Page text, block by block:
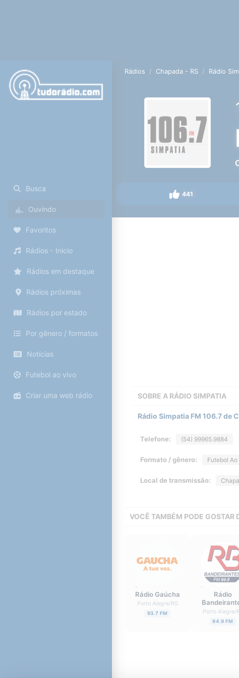
Busca
Ouvindo
Favoritos
Rádios - Inicio
Rádios em destaque
Rádios próximas
Rádios por estado
Por gênero / formatos
Notícias
Futebol ao vivo
Criar uma web rádio
Rádios Chapada - RS Rádio
441
SOBRE A RÁDIO SIMPATIA
Rádio Simpatia FM 106.7 de
Telefone: (54) 99965.9884
Formato / gênero: Futebol
Local de transmissão:
VOCÊ TAMBÉM PODE GOSTAR
Rádio Gaúcha
Porto Alegre/RS
93.7 FM
Rádio
Porto Alegre/
94.9 FM